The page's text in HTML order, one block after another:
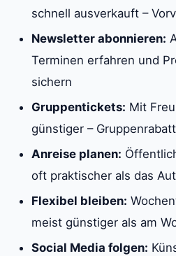
schnell ausverkauft –
Newsletter abonnieren:
Terminen erfahren und
sichern
Gruppentickets: Mit
günstiger –
Anreise planen:
oft praktischer als das
Flexibel bleiben:
meist günstiger als am
Social Media folgen: